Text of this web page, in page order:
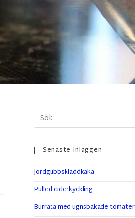
Senaste Inläggen
Jordgubbskladdkaka
Pulled ciderkyckling
Burrata med ugnsbakade tomater